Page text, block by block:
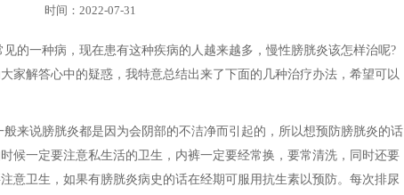
时间：2022-07-31
的一种病，现在患有这种疾病的人越来越多，慢性膀胱炎该怎样治呢?
家解答心中的疑惑，我特意总结出来了下面的几种治疗办法，希望可以
来说膀胱炎都是因为会阴部的不洁净而引起的，所以想预防膀胱炎的话
候一定要注意私生活的卫生，内裤一定要经常换，要常清洗，同时还要
意卫生，如果有膀胱炎病史的话在经期可服用抗生素以预防。每次排尿